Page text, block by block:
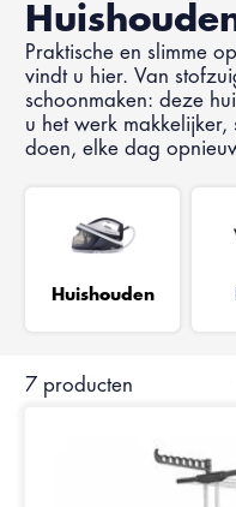
Praktische en slimme
vindt u hier. Van
schoonmaken: deze
u het werk
doen, elke dag
Huishouden
7 producten